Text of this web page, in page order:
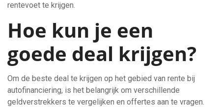
rentevoet te krijgen.
Hoe kun je een
goede deal krijgen?
Om de beste deal te krijgen op het gebied van rente bij
autofinanciering, is het belangrijk om verschillende
geldverstrekkers te vergelijken en offertes aan te vragen.